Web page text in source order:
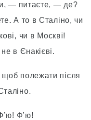
— питаєте, — де?
А то в Сталіно, чи
чи в Москві!
в Єнакієві.
полежати після
Ф’ю!